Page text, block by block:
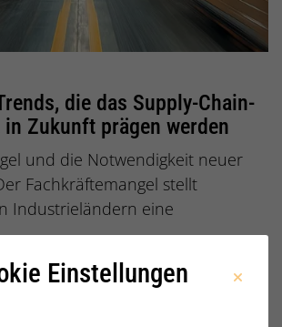
die das Supply-Chain-
in Zukunft prägen werden
und die Notwendigkeit neuer
Fachkräftemangel stellt
Industrieländern eine
WEITERLESEN
Einstellungen